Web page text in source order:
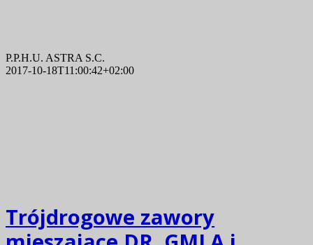
P.P.H.U. ASTRA S.C.
2017-10-18T11:00:42+02:00
Trójdrogowe zawory